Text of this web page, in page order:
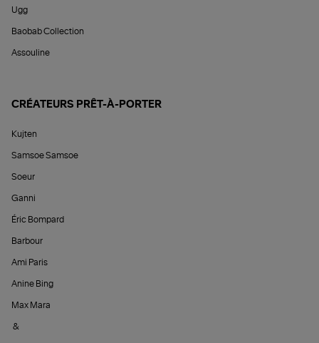
Ugg
Baobab Collection
Assouline
CRÉATEURS PRÊT-À-PORTER
Kujten
Samsoe Samsoe
Soeur
Ganni
Éric Bompard
Barbour
Ami Paris
Anine Bing
Max Mara
&